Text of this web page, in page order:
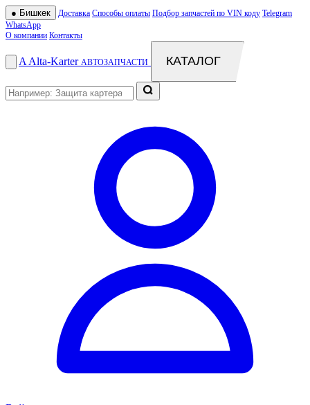
● Бишкек Доставка Способы оплаты Подбор запчастей по VIN коду Telegram
WhatsApp
О компании Контакты
A Alta-Karter АВТОЗАПЧАСТИ КАТАЛОГ